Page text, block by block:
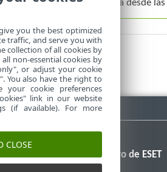
media desde
Foro de ESET
you the best optimized
traffic, and serve you with
collection of all cookies by
non-essential cookies by
or adjust your cookie
You also have the right to
cookie preferences
link in our website
(if available). For more
CLOSE